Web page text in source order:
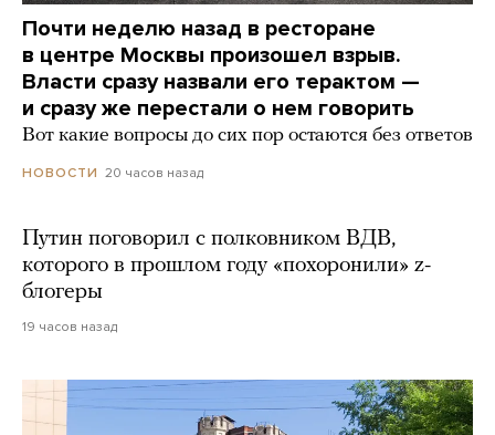
Почти неделю назад в ресторане
в центре Москвы произошел взрыв.
Власти сразу назвали его терактом —
и сразу же перестали о нем говорить
Вот какие вопросы до сих пор остаются без ответов
НОВОСТИ 20 часов назад
Путин поговорил с полковником ВДВ,
которого в прошлом году «похоронили» z-
блогеры
19 часов назад